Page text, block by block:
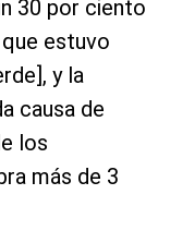
30 por ciento
estuvo
y la
causa de
los
más de 3